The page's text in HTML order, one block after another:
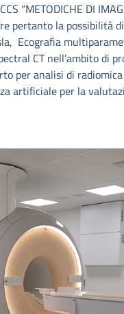
“METODICHE DI
pertanto la possibilità
Ecografia
CT nell’ambito di
per analisi di
artificiale per la